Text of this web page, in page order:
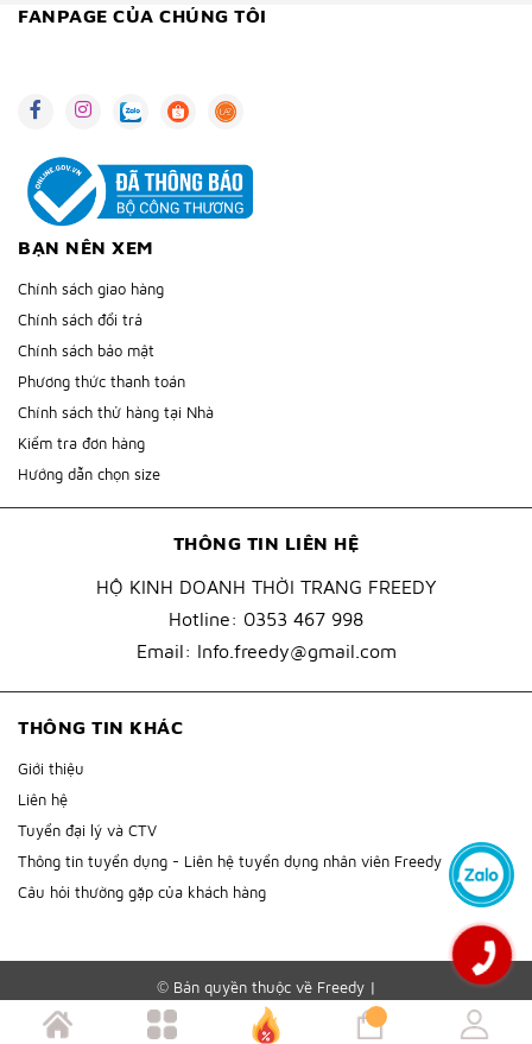
THÔNG TIN LIÊN HỆ
HỘ KINH DOANH THỜI TRANG FREEDY
Hotline: 0353 467 998
Email: Info.freedy@gmail.com
BẠN NÊN XEM
Chính sách giao hàng
Chính sách đổi trả
Chính sách bảo mật
Phương thức thanh toán
Chính sách thử hàng tại Nhà
Kiểm tra đơn hàng
Hướng dẫn chọn size
THÔNG TIN KHÁC
Giới thiệu
Liên hệ
Tuyển đại lý và CTV
Thông tin tuyển dụng - Liên hệ tuyển dụng nhân viên Freedy
Câu hỏi thường gặp của khách hàng
FANPAGE CỦA CHÚNG TÔI
© Bản quyền thuộc về Freedy |
Cung cấp bởi